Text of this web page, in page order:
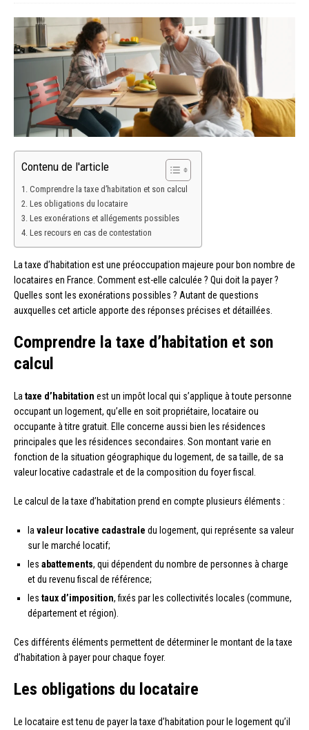
Contenu de l'article
Comprendre la taxe d’habitation et son calcul
Les obligations du locataire
Les exonérations et allégements possibles
Les recours en cas de contestation
La taxe d’habitation est une préoccupation majeure pour bon nombre de
locataires en France. Comment est-elle calculée ? Qui doit la payer ?
Quelles sont les exonérations possibles ? Autant de questions
auxquelles cet article apporte des réponses précises et détaillées.
Comprendre la taxe d’habitation et son
calcul
La taxe d’habitation est un impôt local qui s’applique à toute personne
occupant un logement, qu’elle en soit propriétaire, locataire ou
occupante à titre gratuit. Elle concerne aussi bien les résidences
principales que les résidences secondaires. Son montant varie en
fonction de la situation géographique du logement, de sa taille, de sa
valeur locative cadastrale et de la composition du foyer fiscal.
Le calcul de la taxe d’habitation prend en compte plusieurs éléments :
la valeur locative cadastrale du logement, qui représente sa valeur
sur le marché locatif;
les abattements, qui dépendent du nombre de personnes à charge
et du revenu fiscal de référence;
les taux d’imposition, fixés par les collectivités locales (commune,
département et région).
Ces différents éléments permettent de déterminer le montant de la taxe
d’habitation à payer pour chaque foyer.
Les obligations du locataire
Le locataire est tenu de payer la taxe d’habitation pour le logement qu’il